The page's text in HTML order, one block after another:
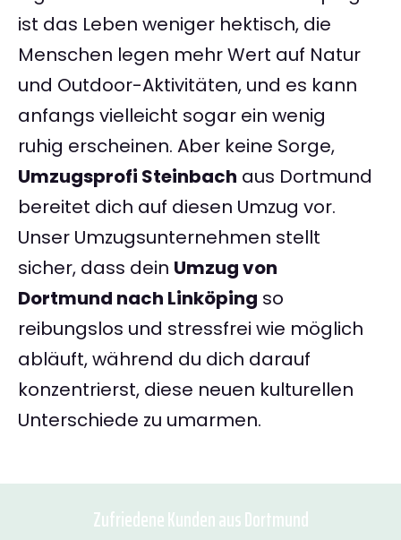
ist das Leben weniger hektisch, die
Menschen legen mehr Wert auf Natur
und Outdoor-Aktivitäten, und es kann
anfangs vielleicht sogar ein wenig
ruhig erscheinen. Aber keine Sorge,
Umzugsprofi Steinbach aus Dortmund
bereitet dich auf diesen Umzug vor.
Unser Umzugsunternehmen stellt
sicher, dass dein Umzug von
Dortmund nach Linköping so
reibungslos und stressfrei wie möglich
abläuft, während du dich darauf
konzentrierst, diese neuen kulturellen
Unterschiede zu umarmen.
Zufriedene Kunden aus Dortmund